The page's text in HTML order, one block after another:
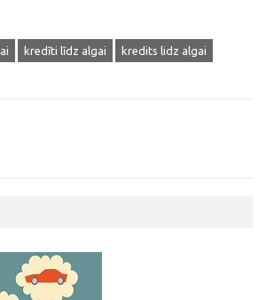
kredīti līdz algai kredits lidz algai